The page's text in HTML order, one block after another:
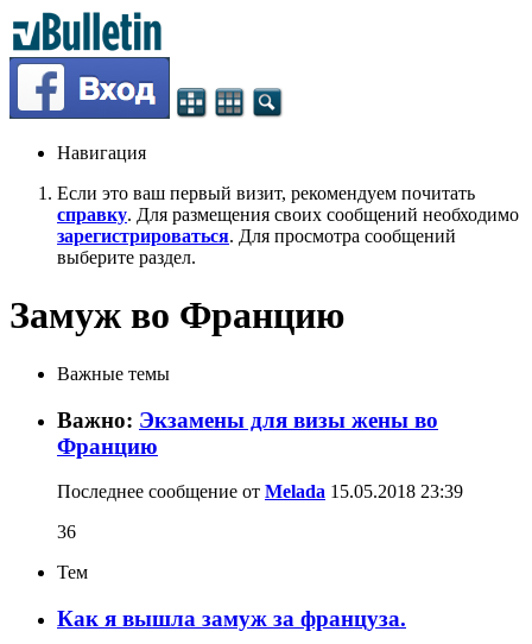
Навигация
Если это ваш первый визит, рекомендуем почитать
справку. Для размещения своих сообщений необходимо
зарегистрироваться. Для просмотра сообщений
выберите раздел.
Замуж во Францию
Важные темы
Важно: Экзамены для визы жены во
Францию
Последнее сообщение от Melada 15.05.2018 23:39
36
Тем
Как я вышла замуж за француза.